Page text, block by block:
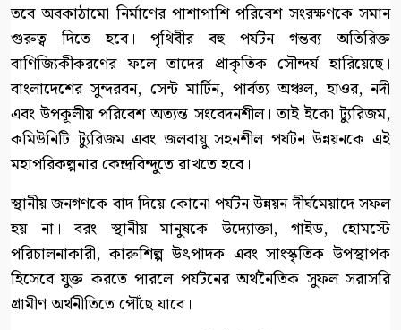
তবে অবকাঠামো নির্মাণের পাশাপাশি পরিবেশ সংরক্ষণকে সমান
গুরুত্ব দিতে হবে। পৃথিবীর বহু পর্যটন গন্তব্য অতিরিক্ত
বাণিজ্যিকীকরণের ফলে তাদের প্রাকৃতিক সৌন্দর্য হারিয়েছে।
বাংলাদেশের সুন্দরবন, সেন্ট মার্টিন, পার্বত্য অঞ্চল, হাওর, নদী
এবং উপকূলীয় পরিবেশ অত্যন্ত সংবেদনশীল। তাই ইকো ট্যুরিজম,
কমিউনিটি ট্যুরিজম এবং জলবায়ু সহনশীল পর্যটন উন্নয়নকে এই
মহাপরিকল্পনার কেন্দ্রবিন্দুতে রাখতে হবে।
স্থানীয় জনগণকে বাদ দিয়ে কোনো পর্যটন উন্নয়ন দীর্ঘমেয়াদে সফল
হয় না। বরং স্থানীয় মানুষকে উদ্যোক্তা, গাইড, হোমস্টে
পরিচালনাকারী, কারুশিল্প উৎপাদক এবং সাংস্কৃতিক উপস্থাপক
হিসেবে যুক্ত করতে পারলে পর্যটনের অর্থনৈতিক সুফল সরাসরি
গ্রামীণ অর্থনীতিতে পৌঁছে যাবে।